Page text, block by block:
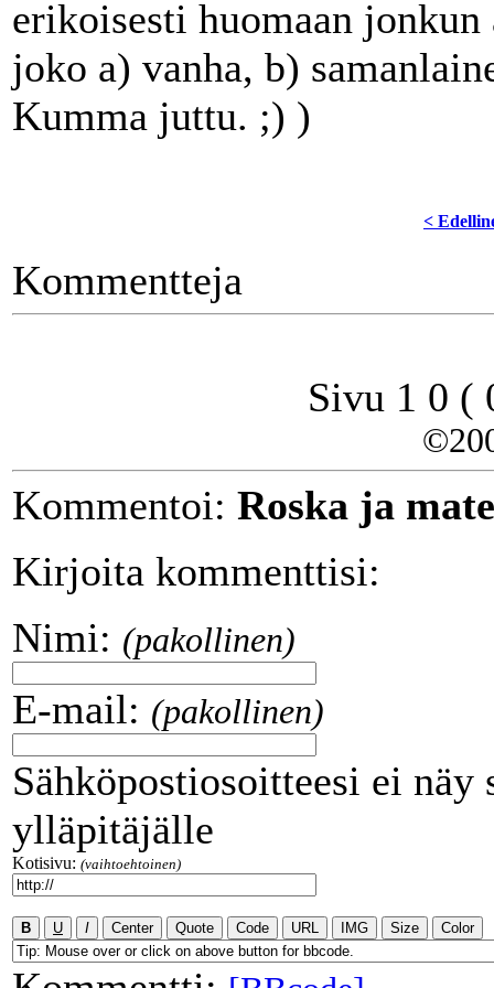
erikoisesti huomaan
joko a) vanha, b)
Kumma juttu. ;) )
<
Kommentteja
Sivu 1 0 (
Kommentoi: Roska ja
Kirjoita kommenttisi:
Nimi: (pakollinen)
E-mail: (pakollinen)
Sähköpostiosoitteesi ei
ylläpitäjälle
Kotisivu: (vaihtoehtoinen)